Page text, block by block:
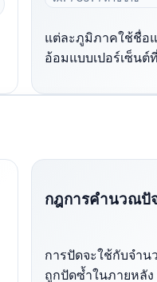
แต่ละภูมิภาคใช้ชื่อ
อ้อมแบบเปอร์เซ็นต์
กฎการคำนวณปั
การปัดจะใช้กับจำน
ถูกปัดซ้ำในภายหลัง